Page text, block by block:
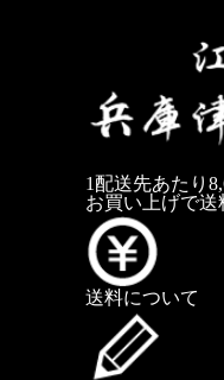
1配送先あたり
お買い上げで送
送料について